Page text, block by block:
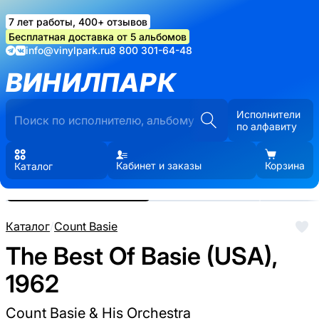
7 лет работы, 400+ отзывов
Бесплатная доставка от 5 альбомов
info@vinylpark.ru8 800 301-64-48
ВИНИЛПАРК
Исполнители
по алфавиту
Каталог Кабинет и заказы Корзина
Каталог/Count Basie
The Best Of Basie (USA),
1962
Count Basie & His Orchestra
Реальные фото пластинки.
Нажмите, чтобы увеличить